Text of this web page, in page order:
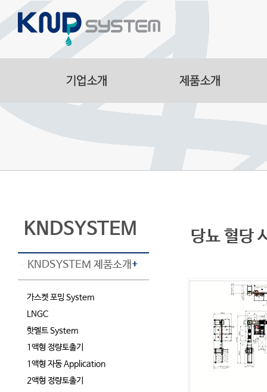
Manufacturing
Smart Logistics
KNDSYSTEM
KNDSYSTEM 제품소개+
가스켓 포밍 System
LNGC
핫멜트 System
1액형 정량토출기
1액형 자동 Application
2액형 정량토출기
당뇨 혈당